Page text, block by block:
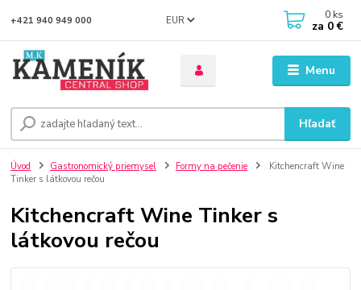
Menu
EUR
Hľadať
+421 940 949 000 0 ks
za 0 €
Úvod Gastronomický priemysel Formy na pečenie
Kitchencraft Wine
Tinker s látkovou rečou
Kitchencraft Wine Tinker s
látkovou rečou